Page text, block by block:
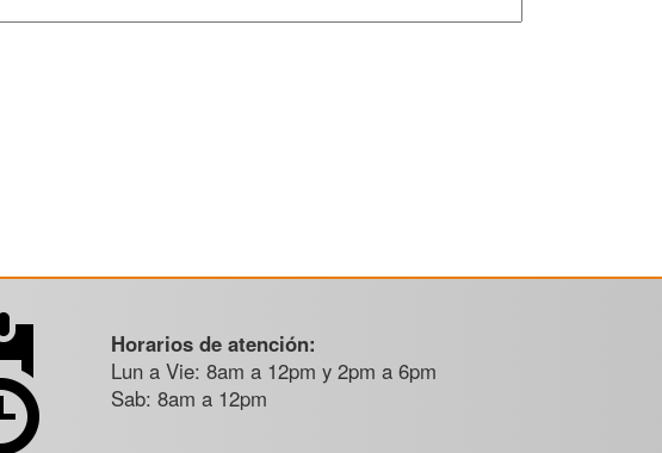
Horarios de atención:
Lun a Vie: 8am a 12pm y 2pm a 6pm
Sab: 8am a 12pm